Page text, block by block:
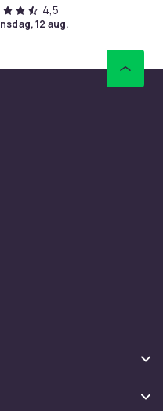
4,5
onsdag, 12 aug.